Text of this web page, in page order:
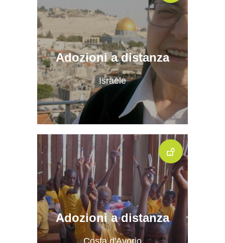
Adozioni a distanza
Israele
Adozioni a distanza